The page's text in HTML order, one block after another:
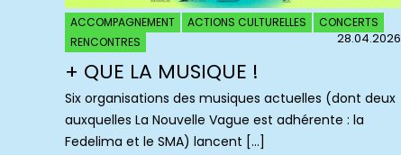
ACCOMPAGNEMENT ACTIONS CULTURELLES
CONCERTS
RENCONTRES
28.04.2026
+ QUE LA MUSIQUE !
Six organisations des musiques actuelles (dont deux
auxquelles La Nouvelle Vague est adhérente : la
Fedelima et le SMA) lancent […]